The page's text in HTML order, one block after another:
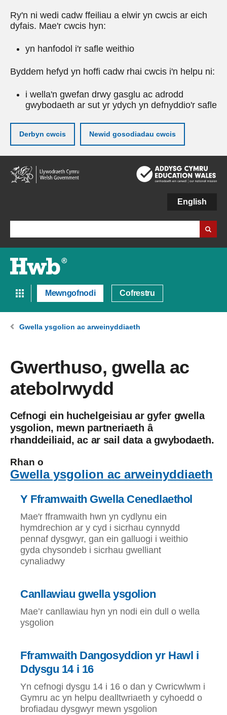
Ry'n ni wedi cadw ffeiliau a elwir yn cwcis ar eich
dyfais. Mae'r cwcis hyn:
yn hanfodol i'r safle weithio
Byddem hefyd yn hoffi cadw rhai cwcis i'n helpu ni:
i wella'n gwefan drwy gasglu ac adrodd
gwybodaeth ar sut yr ydych yn defnyddio'r safle
Derbyn cwcis Newid gosodiadau cwcis
Neidio
i'r
prif
English
Mewngofnodi Cofrestru
Gwella ysgolion ac arweinyddiaeth
Gwerthuso, gwella ac
atebolrwydd
Cefnogi ein huchelgeisiau ar gyfer gwella
ysgolion, mewn partneriaeth â
rhanddeiliaid, ac ar sail data a gwybodaeth.
Rhan o
Gwella ysgolion ac arweinyddiaeth
Y Fframwaith Gwella Cenedlaethol
Mae'r fframwaith hwn yn cydlynu ein
hymdrechion ar y cyd i sicrhau cynnydd
pennaf dysgwyr, gan ein galluogi i weithio
gyda chysondeb i sicrhau gwelliant
cynaliadwy
Canllawiau gwella ysgolion
Mae’r canllawiau hyn yn nodi ein dull o wella
ysgolion
Fframwaith Dangosyddion yr Hawl i
Ddysgu 14 i 16
Yn cefnogi dysgu 14 i 16 o dan y Cwricwlwm i
Gymru ac yn helpu dealltwriaeth y cyhoedd o
brofiadau dysgwyr mewn ysgolion